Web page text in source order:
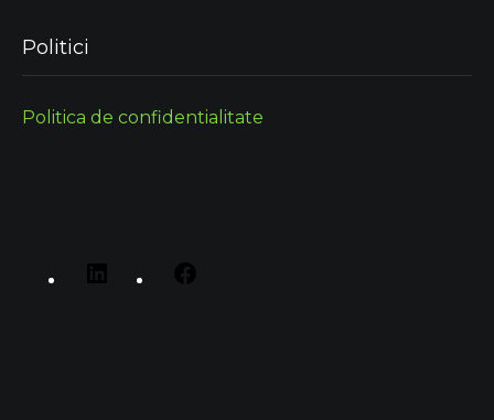
Politici
Politica de confidentialitate